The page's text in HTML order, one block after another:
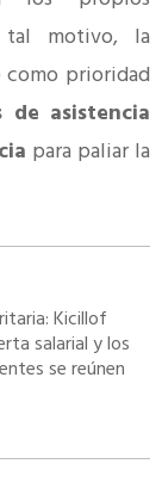
motivo, la
prioridad
de asistencia
para paliar la
Kicillof
salarial y los
se reúnen